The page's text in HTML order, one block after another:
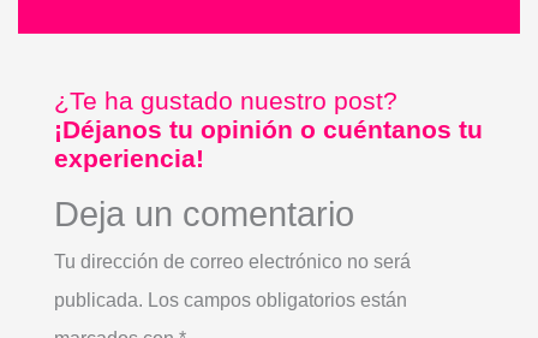
¿Te ha gustado nuestro post?
¡Déjanos tu opinión o cuéntanos tu
experiencia!
Deja un comentario
Tu dirección de correo electrónico no será
publicada. Los campos obligatorios están